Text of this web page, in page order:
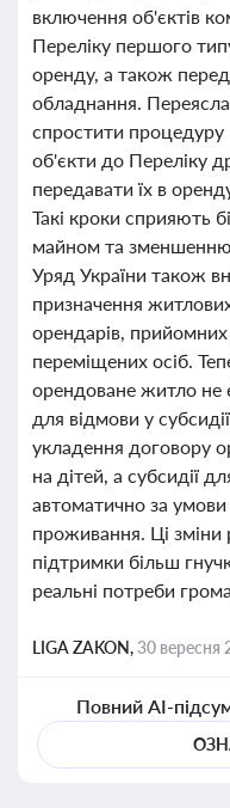
включення об'єктів
Переліку першого
оренду, а також
обладнання.
спростити
об'єкти до Переліку
передавати їх в
Такі кроки сприяють
майном та
Уряд України також
призначення
орендарів,
переміщених осіб.
орендоване житло не
для відмови у
укладення договору
на дітей, а субсидії
автоматично за умови
проживання. Ці зміни
підтримки більш
реальні потреби
LIGA ZAKON,30 вересня
Повний AI-